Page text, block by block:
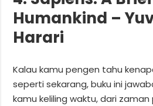
Humankind –
Harari
Kalau kamu pengen tahu
seperti sekarang, buku ini
kamu keliling waktu, dari